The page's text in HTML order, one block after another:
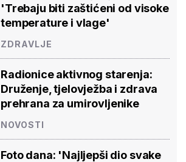
'Trebaju biti zaštićeni od visoke
temperature i vlage'
ZDRAVLJE
Radionice aktivnog starenja:
Druženje, tjelovježba i zdrava
prehrana za umirovljenike
NOVOSTI
Foto dana: 'Najljepši dio svake